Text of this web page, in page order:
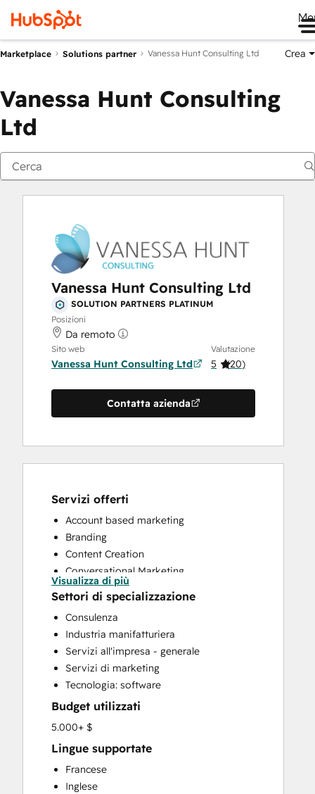
Marketplace Solutions partner Vanessa Hunt Consulting Ltd Crea
Vanessa Hunt Consulting
Ltd
Vanessa Hunt Consulting Ltd
SOLUTION PARTNERS PLATINUM
Posizioni
Da remoto
Sito web
Vanessa Hunt Consulting Ltd
Valutazione
5 (20)
Contatta azienda
Servizi offerti
Account based marketing
Branding
Content Creation
Conversational Marketing
CRM Implementation
CRM Migration
Customer Support Training
Customer Survey and Analysis
Email Marketing
Full Inbound Marketing Services
Help Desk Implementation
Knowledge Base Development
Sales and Marketing Alignment
Sales Enablement
Social Media
Visualizza di più
Settori di specializzazione
Consulenza
Industria manifatturiera
Servizi all'impresa - generale
Servizi di marketing
Tecnologia: software
Budget utilizzati
5.000+ $
Lingue supportate
Francese
Inglese